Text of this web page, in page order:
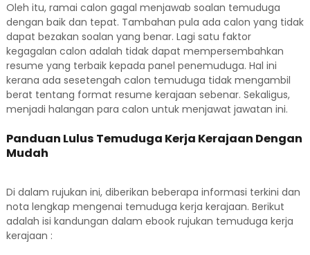
Oleh itu, ramai calon gagal menjawab soalan temuduga
dengan baik dan tepat. Tambahan pula ada calon yang tidak
dapat bezakan soalan yang benar. Lagi satu faktor
kegagalan calon adalah tidak dapat mempersembahkan
resume yang terbaik kepada panel penemuduga. Hal ini
kerana ada sesetengah calon temuduga tidak mengambil
berat tentang format resume kerajaan sebenar. Sekaligus,
menjadi halangan para calon untuk menjawat jawatan ini.
Panduan Lulus Temuduga Kerja Kerajaan Dengan
Mudah
Di dalam rujukan ini, diberikan beberapa informasi terkini dan
nota lengkap mengenai temuduga kerja kerajaan. Berikut
adalah isi kandungan dalam ebook rujukan temuduga kerja
kerajaan :